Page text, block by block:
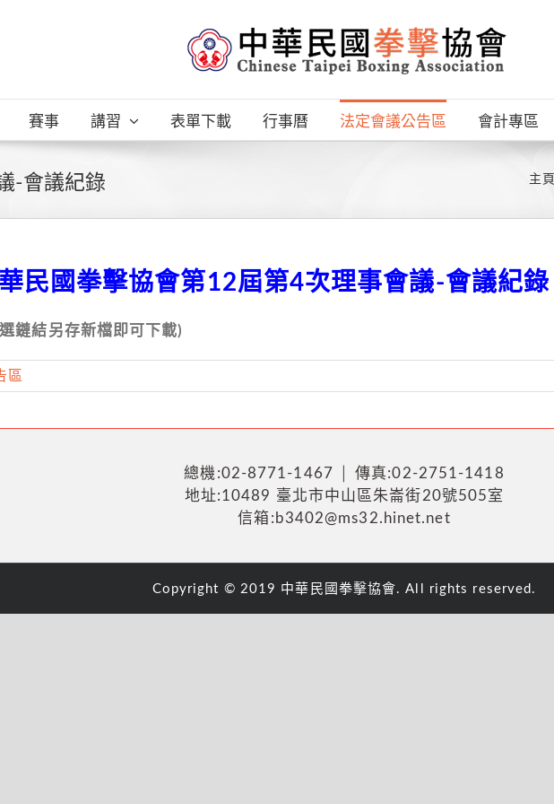
賽事 講習 表單下載 行事曆 法定會議公告區 會計專區
-會議紀錄 主頁
民國拳擊協會第12屆第4次理事會議-會議紀錄
鏈結另存新檔即可下載)
區
總機:02-8771-1467 │ 傳真:02-2751-1418
地址:10489 臺北市中山區朱崙街20號505室
信箱:b3402@ms32.hinet.net
Copyright © 2019 中華民國拳擊協會. All rights reserved.